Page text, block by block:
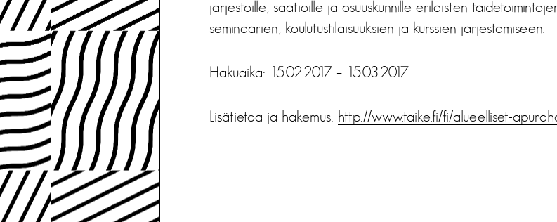
järjestöille, säätiöille ja osuuskunnille erilaisten
seminaarien, koulutustilaisuuksien ja kurssien järjestämiseen.
Hakuaika: 15.02.2017 – 15.03.2017
Lisätietoa ja hakemus: http://www.taike.fi/fi/alueelliset-